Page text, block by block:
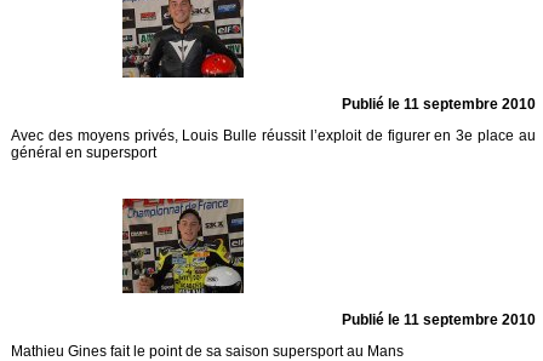
Publié le 11 septembre 2010
Avec des moyens privés, Louis Bulle réussit l’exploit de figurer en 3e place au
général en supersport
Publié le 11 septembre 2010
Mathieu Gines fait le point de sa saison supersport au Mans